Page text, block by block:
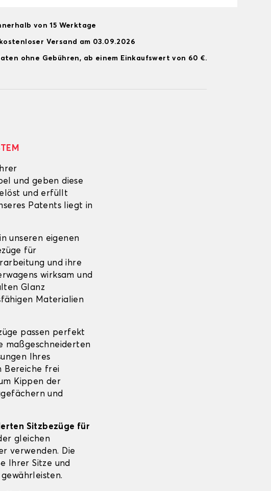
von 15 Werktage
Versand am 03.09.2026
ohne Gebühren, ab einem Einkaufswert von 60 €.
und geben diese
und erfüllt
Patents liegt in
unseren eigenen
für
und ihre
wirksam und
Glanz
Materialien
passen perfekt
maßgeschneiderten
Ihres
Bereiche frei
Kippen der
und
Sitzbezüge für
gleichen
verwenden. Die
Ihrer Sitze und